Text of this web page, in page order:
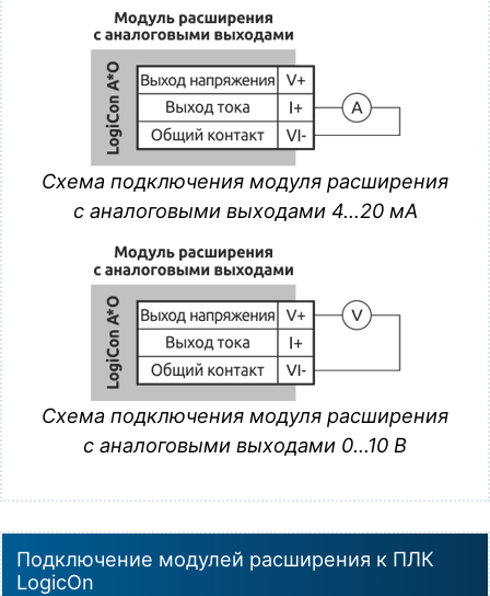
Схема подключения модуля расширения
с аналоговыми выходами 4…20 мА
Схема подключения модуля расширения
с аналоговыми выходами 0…10 В
Подключение модулей расширения к ПЛК
LogicOn